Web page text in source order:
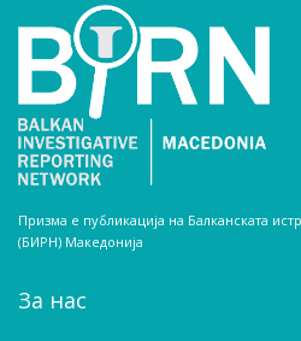
Призма е публикација на Балканската
(БИРН) Македонија
За нас